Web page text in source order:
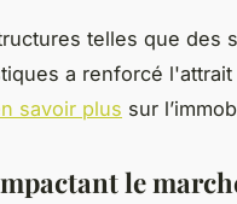
telles que des
a renforcé
savoir plus sur
le